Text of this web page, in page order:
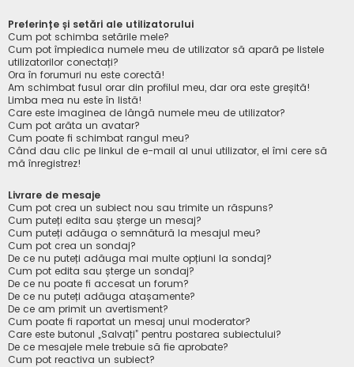
Preferințe și setări ale utilizatorului
Cum pot schimba setările mele?
Cum pot împiedica numele meu de utilizator să apară pe listele
utilizatorilor conectați?
Ora în forumuri nu este corectă!
Am schimbat fusul orar din profilul meu, dar ora este greșită!
Limba mea nu este în listă!
Care este imaginea de lângă numele meu de utilizator?
Cum pot arăta un avatar?
Cum poate fi schimbat rangul meu?
Când dau clic pe linkul de e-mail al unui utilizator, el îmi cere să
mă înregistrez!
Livrare de mesaje
Cum pot crea un subiect nou sau trimite un răspuns?
Cum puteți edita sau șterge un mesaj?
Cum puteți adăuga o semnătură la mesajul meu?
Cum pot crea un sondaj?
De ce nu puteți adăuga mai multe opțiuni la sondaj?
Cum pot edita sau șterge un sondaj?
De ce nu poate fi accesat un forum?
De ce nu puteți adăuga atașamente?
De ce am primit un avertisment?
Cum poate fi raportat un mesaj unui moderator?
Care este butonul „Salvați” pentru postarea subiectului?
De ce mesajele mele trebuie să fie aprobate?
Cum pot reactiva un subiect?